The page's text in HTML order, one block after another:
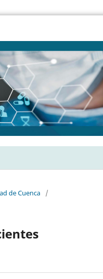
de Cuenca
/